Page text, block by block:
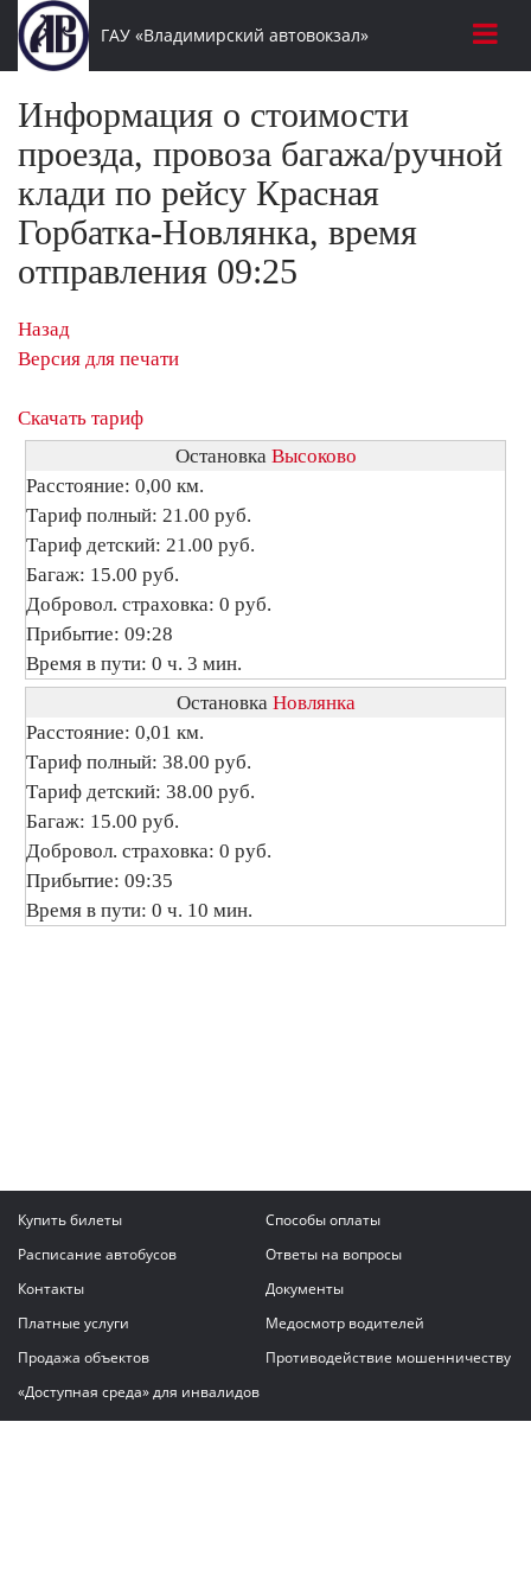
ГАУ «Владимирский автовокзал»
Информация о стоимости
проезда, провоза багажа/ручной
клади по рейсу Красная
Горбатка-Новлянка, время
отправления 09:25
Назад
Версия для печати
Скачать тариф
Остановка Высоково
Расстояние: 0,00 км.
Тариф полный: 21.00 руб.
Тариф детский: 21.00 руб.
Багаж: 15.00 руб.
Добровол. страховка: 0 руб.
Прибытие: 09:28
Время в пути: 0 ч. 3 мин.
Остановка Новлянка
Расстояние: 0,01 км.
Тариф полный: 38.00 руб.
Тариф детский: 38.00 руб.
Багаж: 15.00 руб.
Добровол. страховка: 0 руб.
Прибытие: 09:35
Время в пути: 0 ч. 10 мин.
Купить билеты
Способы оплаты
Расписание автобусов
Ответы на вопросы
Контакты
Документы
Платные услуги
Медосмотр водителей
Продажа объектов
Противодействие мошенничеству
«Доступная среда» для инвалидов